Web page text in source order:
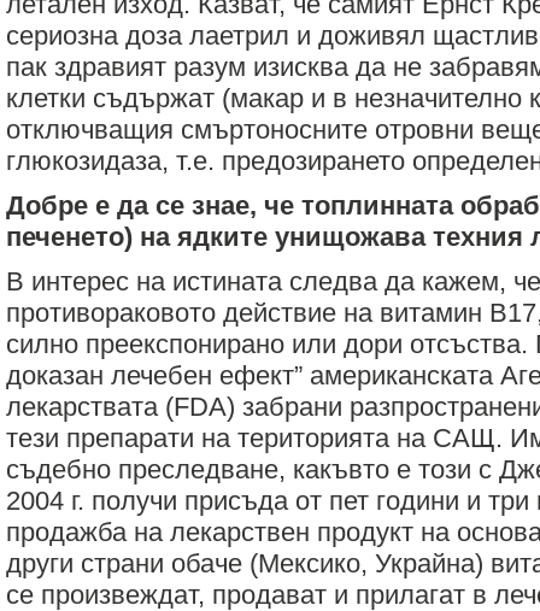
сериозна доза лаетрил и доживял
пак здравият разум изисква да не
клетки съдържат (макар и в незначително
отключващия смъртоносните отровни
глюкозидаза, т.е. предозирането
Добре е да се знае, че топлинната
печенето) на ядките унищожава техния
В интерес на истината следва да кажем,
противораковото действие на витамин
силно преекспонирано или дори
доказан лечебен ефект” американската
лекарствата (FDA) забрани
тези препарати на територията на САЩ.
съдебно преследване, какъвто е този с
2004 г. получи присъда от пет години и
продажба на лекарствен продукт на
други страни обаче (Мексико, Украйна)
се произвеждат, продават и прилагат в